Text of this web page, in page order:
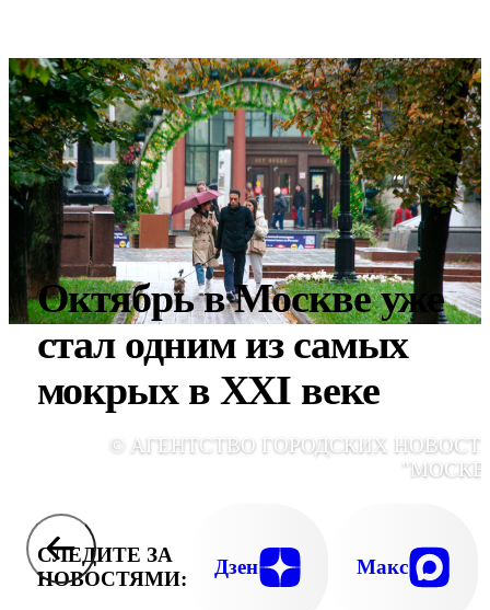
Октябрь в Москве уже
стал одним из самых
мокрых в XXI веке
© АГЕНТСТВО ГОРОДСКИХ
СЛЕДИТЕ ЗА
НОВОСТЯМИ:
Дзен Макс